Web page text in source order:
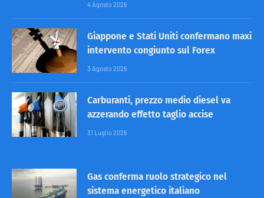
4 Agosto 2026
Giappone e Stati Uniti confermano maxi
intervento congiunto sul Forex
3 Agosto 2026
Carburanti, prezzo medio diesel va
azzerando effetto taglio accise
31 Luglio 2026
Gas conferma ruolo strategico nel
sistema energetico italiano